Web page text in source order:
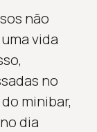
não
vida
no
minibar,
dia